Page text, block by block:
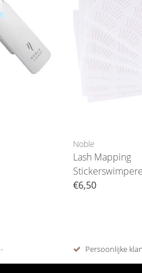
Noble
Lash Mapping
€6,50
Persoonlijke